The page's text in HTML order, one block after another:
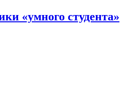
«умного студента»